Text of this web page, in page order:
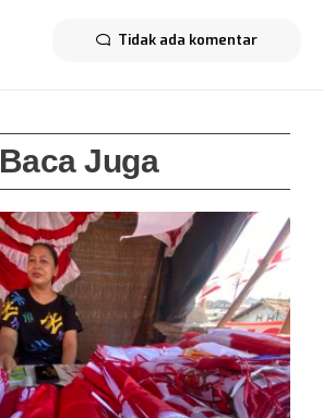
Tidak ada komentar
Baca Juga